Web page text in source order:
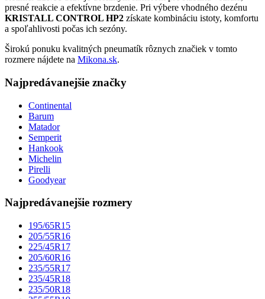
presné reakcie a efektívne brzdenie. Pri výbere vhodného dezénu
KRISTALL CONTROL HP2 získate kombináciu istoty, komfortu
a spoľahlivosti počas ich sezóny.
Širokú ponuku kvalitných pneumatík rôznych značiek v tomto
rozmere nájdete na Mikona.sk.
Najpredávanejšie značky
Continental
Barum
Matador
Semperit
Hankook
Michelin
Pirelli
Goodyear
Najpredávanejšie rozmery
195/65R15
205/55R16
225/45R17
205/60R16
235/55R17
235/45R18
235/50R18